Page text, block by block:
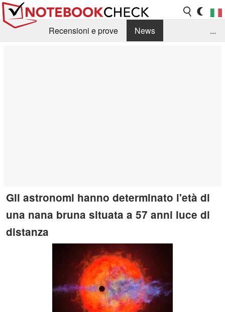
Recensioni e prove
News
...
Gli astronomi hanno determinato l'età di
una nana bruna situata a 57 anni luce di
distanza